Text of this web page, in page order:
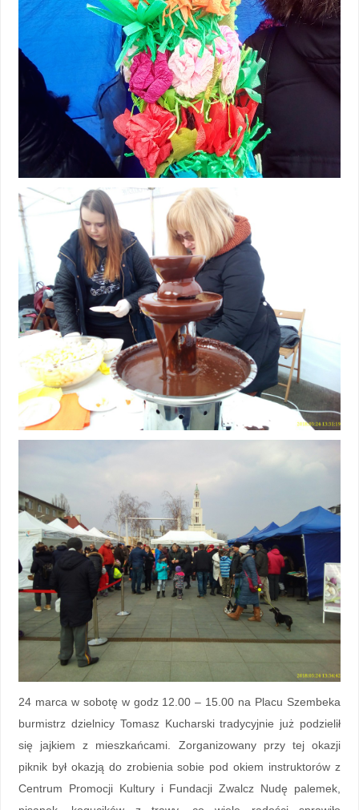
24 marca w sobotę w godz 12.00 – 15.00 na Placu Szembeka
burmistrz dzielnicy Tomasz Kucharski tradycyjnie już podzielił
się jajkiem z mieszkańcami. Zorganizowany przy tej okazji
piknik był okazją do zrobienia sobie pod okiem instruktorów z
Centrum Promocji Kultury i Fundacji Zwalcz Nudę palemek,